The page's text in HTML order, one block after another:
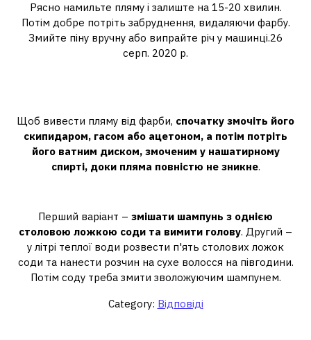
Рясно намильте пляму і залиште на 15-20 хвилин.
Потім добре потріть забруднення, видаляючи фарбу.
Змийте піну вручну або випрайте річ у машинці.26
серп. 2020 р.
Щоб вивести пляму від фарби, спочатку змочіть його
скипидаром, гасом або ацетоном, а потім потріть
його ватним диском, змоченим у нашатирному
спирті, доки пляма повністю не зникне.
Перший варіант – змішати шампунь з однією
столовою ложкою соди та вимити голову. Другий –
у літрі теплої води розвести п'ять столових ложок
соди та нанести розчин на сухе волосся на півгодини.
Потім соду треба змити зволожуючим шампунем.
Category: Відповіді